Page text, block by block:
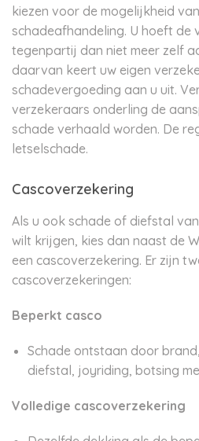
kiezen voor de mogelijkheid
schadeafhandeling. U hoeft de
tegenpartij dan niet meer zelf
daarvan keert uw eigen
schadevergoeding aan u uit.
verzekeraars onderling de
schade verhaald worden. De
letselschade.
Cascoverzekering
Als u ook schade of diefstal
wilt krijgen, kies dan naast de
een cascoverzekering. Er zijn
cascoverzekeringen:
Beperkt casco
Schade ontstaan door
diefstal, joyriding, botsing
Volledige cascoverzekering